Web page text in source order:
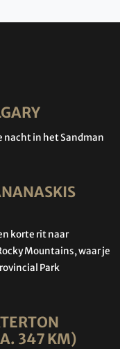
nacht in het Sandman
korte rit naar
Mountains, waar je
Park
347 KM)